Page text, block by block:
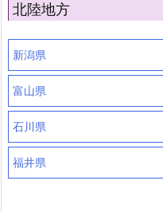
北陸地方
新潟県
富山県
石川県
福井県